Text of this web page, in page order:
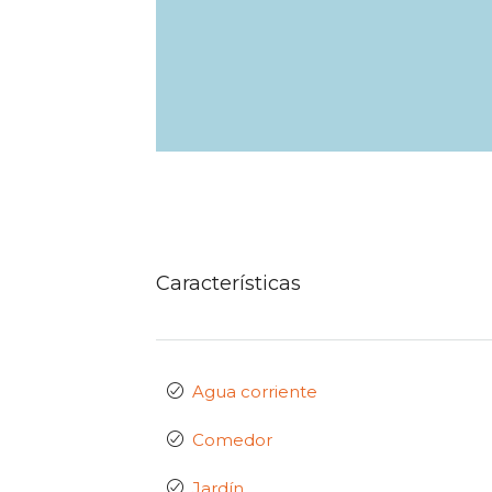
Características
Agua corriente
Comedor